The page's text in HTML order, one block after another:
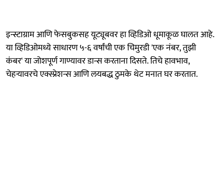
इन्स्टाग्राम आणि फेसबुकसह यूट्यूबवर हा व्हिडिओ धूमाकूळ घालत आहे.
या व्हिडिओमध्ये साधारण ५-६ वर्षांची एक चिमुरडी 'एक नंबर, तुझी
कंबर' या जोशपूर्ण गाण्यावर डान्स करताना दिसते. तिचे हावभाव,
चेहर्‍यावरचे एक्स्प्रेशन्स आणि लयबद्ध ठुमके थेट मनात घर करतात.